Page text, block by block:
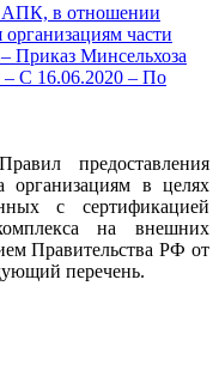
АПК, в отношении
части
Приказ Минсельхоза
– С 16.06.2020 – По
предоставления
организациям в целях
с сертификацией
на внешних
Правительства РФ от
перечень.